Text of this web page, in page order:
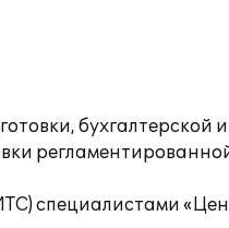
бухгалтерской
специалистами